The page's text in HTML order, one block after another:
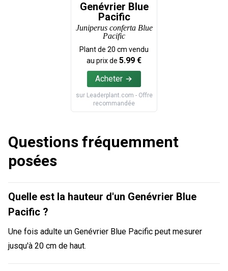
Genévrier Blue
Pacific
Juniperus conferta Blue
Pacific
Plant de 20 cm vendu
au prix de 5.99 €
Acheter
sur Leaderplant.com - Offre
recommandée
Questions fréquemment
posées
Quelle est la hauteur d'un Genévrier Blue
Pacific ?
Une fois adulte un Genévrier Blue Pacific peut mesurer
jusqu'à 20 cm de haut.